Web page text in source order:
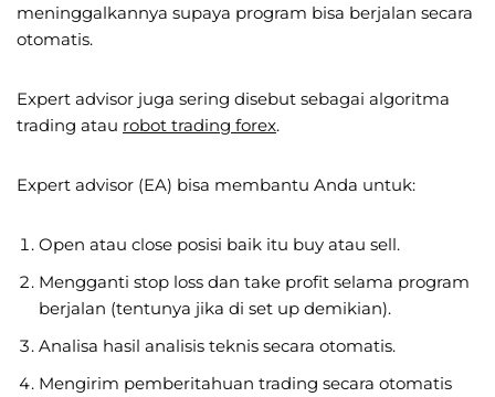
meninggalkannya supaya program bisa berjalan secara
otomatis.
Expert advisor juga sering disebut sebagai algoritma
trading atau robot trading forex.
Expert advisor (EA) bisa membantu Anda untuk:
Open atau close posisi baik itu buy atau sell.
Mengganti stop loss dan take profit selama program
berjalan (tentunya jika di set up demikian).
Analisa hasil analisis teknis secara otomatis.
Mengirim pemberitahuan trading secara otomatis